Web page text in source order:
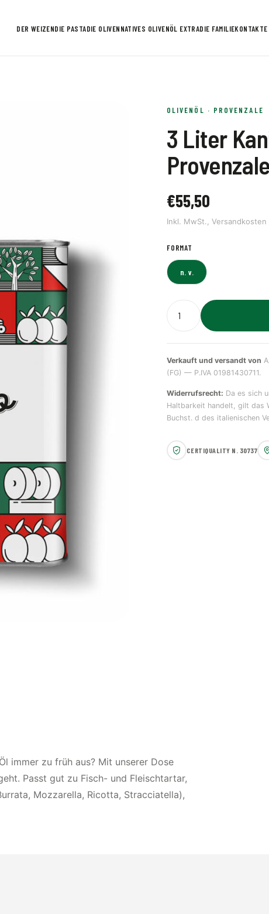
DER WEIZENDIE PASTADIE OLIVENNATIVES OLIVENÖL EXTRADIE FAMILIEKONTAKTE
OLIVENÖL · PROVENZALE
3 Liter
Provenzale
€55,50
Inkl. MwSt.,
FORMAT
n. v.
Verkauft und versandt von
(FG) — P.IVA 01981430711.
Widerrufsrecht: Da es sich
Haltbarkeit handelt, gilt das
Buchst. d des italienischen
CERTIQUALITY N. 30737
immer zu früh aus? Mit unserer Dose
Passt gut zu Fisch- und Fleischtartar,
Mozzarella, Ricotta, Stracciatella),